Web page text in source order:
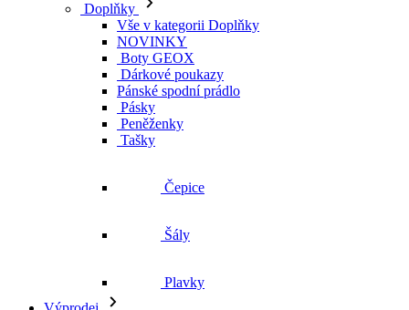
Doplňky
Vše v kategorii Doplňky
NOVINKY
Boty GEOX
Dárkové poukazy
Pánské spodní prádlo
Pásky
Peněženky
Tašky
Vše v kategorii Výprodej